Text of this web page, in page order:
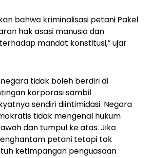
bahwa kriminalisasi petani Pakel
hak asasi manusia dan
mandat konstitusi,” ujar
tidak boleh berdiri di
korporasi sambil
sendiri diintimidasi. Negara
tidak mengenal hukum
dan tumpul ke atas. Jika
petani tetapi tak
ketimpangan penguasaan